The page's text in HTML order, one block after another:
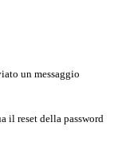
un messaggio
il reset della password